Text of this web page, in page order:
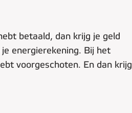
betaald, dan krijg je geld
energierekening. Bij het
voorgeschoten. En dan krijg